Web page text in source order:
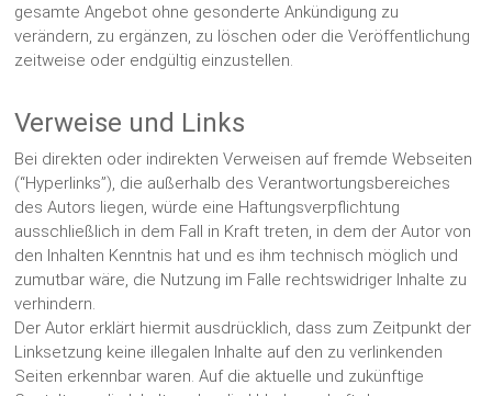
gesamte Angebot ohne gesonderte Ankündigung zu
verändern, zu ergänzen, zu löschen oder die Veröffentlichung
zeitweise oder endgültig einzustellen.
Verweise und Links
Bei direkten oder indirekten Verweisen auf fremde Webseiten
(“Hyperlinks”), die außerhalb des Verantwortungsbereiches
des Autors liegen, würde eine Haftungsverpflichtung
ausschließlich in dem Fall in Kraft treten, in dem der Autor von
den Inhalten Kenntnis hat und es ihm technisch möglich und
zumutbar wäre, die Nutzung im Falle rechtswidriger Inhalte zu
verhindern.
Der Autor erklärt hiermit ausdrücklich, dass zum Zeitpunkt der
Linksetzung keine illegalen Inhalte auf den zu verlinkenden
Seiten erkennbar waren. Auf die aktuelle und zukünftige